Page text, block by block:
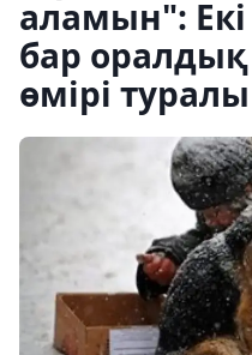
аламын": Екі
бар
өмірі